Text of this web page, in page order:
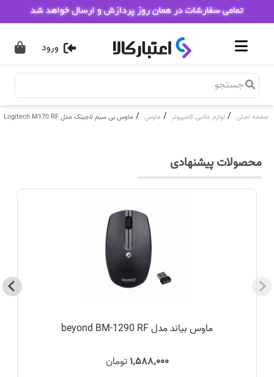
ورود
صفحه اصلی / لوازم جانبی کامپیوتر / ماوس / ماوس بی‌ سیم لاجیتک مدل Logitech M170 RF
محصولات پیشنهادی
ماوس بیاند مدل beyond BM-1290 RF
۱٬۵۸۸٬۰۰۰ تومان